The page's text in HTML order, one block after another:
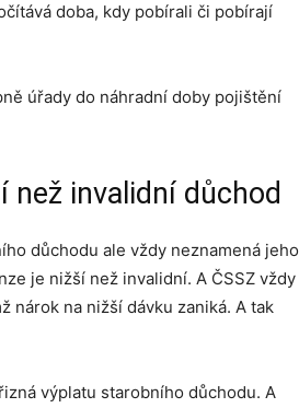
doba, kdy pobírali či pobírají
úřady do náhradní doby pojištění
invalidní důchod
důchodu ale vždy neznamená jeho
je nižší než invalidní. A ČSSZ vždy
nárok na nižší dávku zaniká. A tak
výplatu starobního důchodu. A